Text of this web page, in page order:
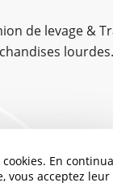
de levage &
lourdes.
En
vous acceptez leur